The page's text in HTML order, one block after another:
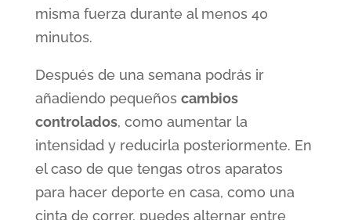
misma fuerza durante al menos 40
minutos.
Después de una semana podrás ir
añadiendo pequeños cambios
controlados, como aumentar la
intensidad y reducirla posteriormente. En
el caso de que tengas otros aparatos
para hacer deporte en casa, como una
cinta de correr, puedes alternar entre